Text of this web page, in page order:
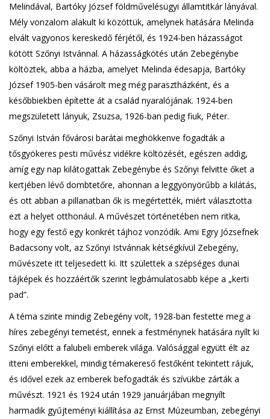
Melindával, Bartóky József földművelésügyi államtitkár lányával.
Mély vonzalom alakult ki közöttük, amelynek hatására Melinda
elvált vagyonos kereskedő férjétől, és 1924-ben házasságot
kötött Szőnyi Istvánnal. A házasságkötés után Zebegénybe
költöztek, abba a házba, amelyet Melinda édesapja, Bartóky
József 1905-ben vásárolt meg még parasztházként, és a
későbbiekben építette át a család nyaralójának. 1924-ben
megszületett lányuk, Zsuzsa, 1926-ban pedig fiuk, Péter.
Szőnyi István fővárosi barátai meghökkenve fogadták a
tősgyökeres pesti művész vidékre költözését, egészen addig,
amíg egy nap kilátogattak Zebegénybe és Szőnyi felvitte őket a
kertjében lévő dombtetőre, ahonnan a leggyönyörűbb a kilátás,
és ott abban a pillanatban ők is megértették, miért választotta
ezt a helyet otthonául. A művészet történetében nem ritka,
hogy egy festő egy konkrét tájhoz vonzódik. Ami Egry Józsefnek
Badacsony volt, az Szőnyi Istvánnak kétségkívül Zebegény,
művészete itt teljesedett ki. Itt születtek a szépséges dunai
tájképek és hozzáértők szerint legbámulatosabb képe a „kerti
pad”.
A téma szinte mindig Zebegény volt, 1928-ban festette meg a
híres zebegényi temetést, ennek a festménynek hatására nyílt ki
Szőnyi előtt a falubeli emberek világa. Valósággal együtt élt az
itteni emberekkel, mindig témakereső festőként tekintett rájuk,
és idővel ezek az emberek befogadták és szívükbe zárták a
művészt. 1921 és 1924 után 1929 januárjában megnyílt
harmadik gyűjteményi kiállítása az Ernst Múzeumban, zebegényi